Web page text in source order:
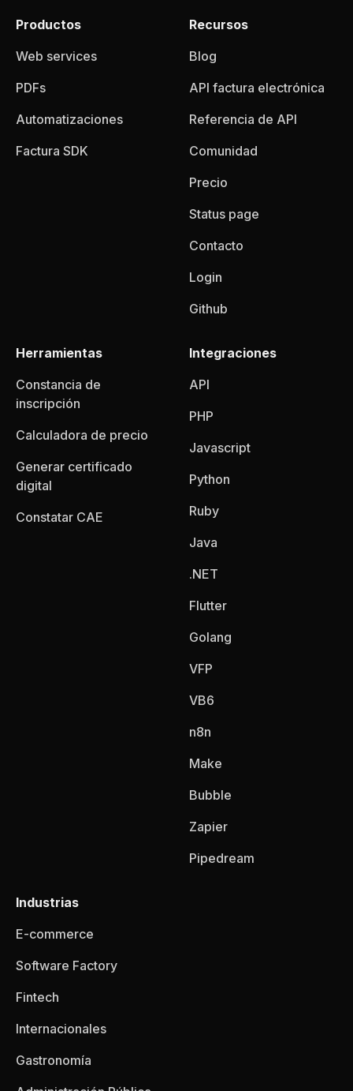
Productos
Web services
PDFs
Automatizaciones
Factura SDK
Recursos
Blog
API factura electrónica
Referencia de API
Comunidad
Precio
Status page
Contacto
Login
Github
Herramientas
Constancia de
inscripción
Calculadora de precio
Generar certificado
digital
Constatar CAE
Integraciones
API
PHP
Javascript
Python
Ruby
Java
.NET
Flutter
Golang
VFP
VB6
n8n
Make
Bubble
Zapier
Pipedream
Industrias
E-commerce
Software Factory
Fintech
Internacionales
Gastronomía